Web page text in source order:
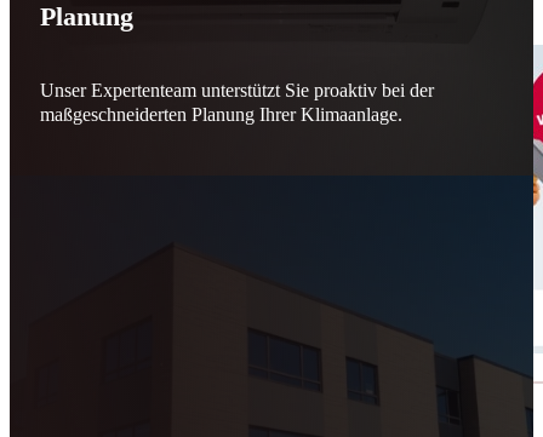
Schicker. Wir bringen’s wieder zum Laufen.
Planung
Unser Expertenteam unterstützt Sie proaktiv bei der
maßgeschneiderten Planung Ihrer Klimaanlage.